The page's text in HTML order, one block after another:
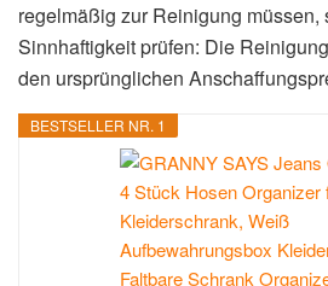
regelmäßig zur Reinigung müssen,
Sinnhaftigkeit prüfen: Die
den ursprünglichen
BESTSELLER NR. 1